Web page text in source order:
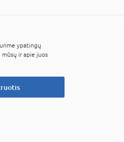
ypatingų
mūsų ir apie juos